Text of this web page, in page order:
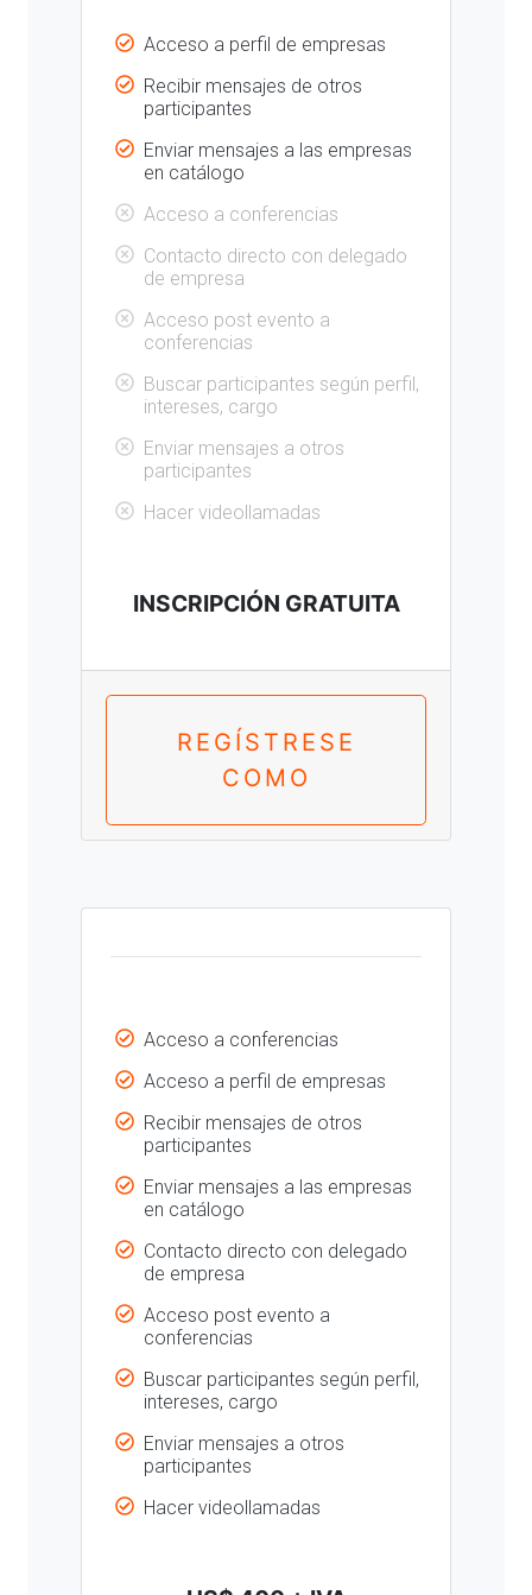
Acceso a perfil de empresas
Recibir mensajes de otros
participantes
Enviar mensajes a las empresas
en catálogo
Acceso a conferencias
Contacto directo con delegado
de empresa
Acceso post evento a
conferencias
Buscar participantes según perfil,
intereses, cargo
Enviar mensajes a otros
participantes
Hacer videollamadas
INSCRIPCIÓN GRATUITA
REGÍSTRESE
COMO
Acceso a conferencias
Acceso a perfil de empresas
Recibir mensajes de otros
participantes
Enviar mensajes a las empresas
en catálogo
Contacto directo con delegado
de empresa
Acceso post evento a
conferencias
Buscar participantes según perfil,
intereses, cargo
Enviar mensajes a otros
participantes
Hacer videollamadas